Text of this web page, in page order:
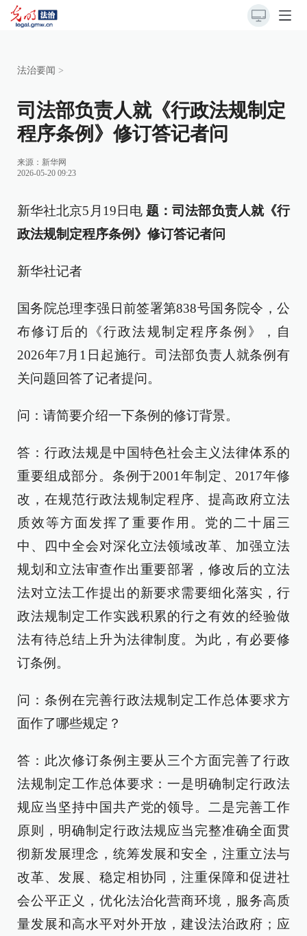
法治要闻 >
司法部负责人就《行政法规制定
程序条例》修订答记者问
来源： 新华网
2026-05-20 09:23
新华社北京5月19日电 题：司法部负责人就《行
政法规制定程序条例》修订答记者问
新华社记者
国务院总理李强日前签署第838号国务院令，公
布修订后的《行政法规制定程序条例》，自
2026年7月1日起施行。司法部负责人就条例有
关问题回答了记者提问。
问：请简要介绍一下条例的修订背景。
答：行政法规是中国特色社会主义法律体系的
重要组成部分。条例于2001年制定、2017年修
改，在规范行政法规制定程序、提高政府立法
质效等方面发挥了重要作用。党的二十届三
中、四中全会对深化立法领域改革、加强立法
规划和立法审查作出重要部署，修改后的立法
法对立法工作提出的新要求需要细化落实，行
政法规制定工作实践积累的行之有效的经验做
法有待总结上升为法律制度。为此，有必要修
订条例。
问：条例在完善行政法规制定工作总体要求方
面作了哪些规定？
答：此次修订条例主要从三个方面完善了行政
法规制定工作总体要求：一是明确制定行政法
规应当坚持中国共产党的领导。二是完善工作
原则，明确制定行政法规应当完整准确全面贯
彻新发展理念，统筹发展和安全，注重立法与
改革、发展、稳定相协同，注重保障和促进社
会公平正义，优化法治化营商环境，服务高质
量发展和高水平对外开放，建设法治政府；应